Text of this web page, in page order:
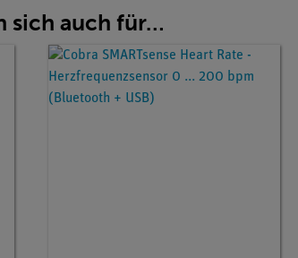
sich auch für…